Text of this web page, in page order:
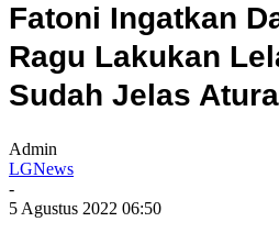
Fatoni Ingatkan
Ragu Lakukan
Sudah Jelas
Admin
LGNews
-
5 Agustus 2022 06:50